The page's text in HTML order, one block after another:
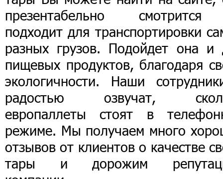
презентабельно
подходит для транспортировки
разных грузов. Подойдет она и
пищевых продуктов, благодаря
экологичности. Наши
радостью озвучат,
европаллеты стоят в
режиме. Мы получаем много
отзывов от клиентов о качестве
тары и дорожим